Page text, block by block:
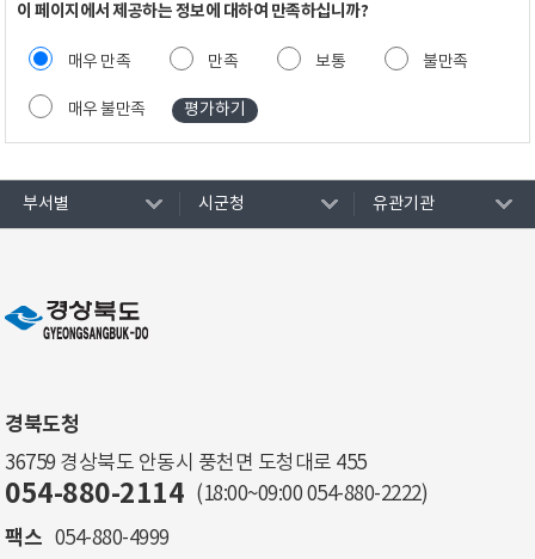
이 페이지에서 제공하는 정보에 대하여 만족하십니까?
매우 만족 만족 보통 불만족
매우 불만족
부서별 시군청 유관기관
경북도청
36759 경상북도 안동시 풍천면 도청대로 455
054-880-2114 (18:00~09:00 054-880-2222)
팩스 054-880-4999